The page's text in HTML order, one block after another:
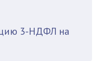
3-НДФЛ на